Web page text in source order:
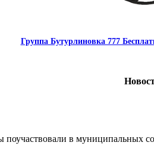
Группа Бутурлиновка 777
в муниципальных